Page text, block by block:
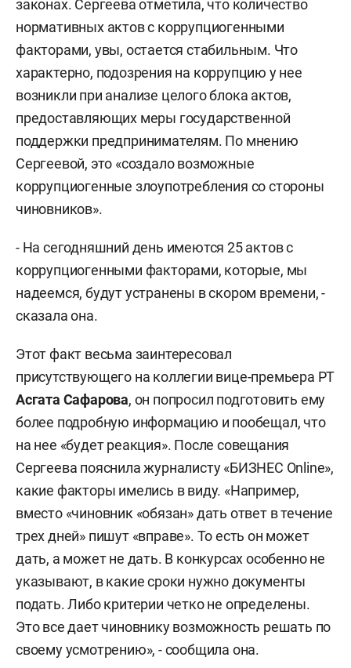
законах. Сергеева отметила, что количество
нормативных актов с коррупциогенными
факторами, увы, остается стабильным. Что
характерно, подозрения на коррупцию у нее
возникли при анализе целого блока актов,
предоставляющих меры государственной
поддержки предпринимателям. По мнению
Сергеевой, это «создало возможные
коррупциогенные злоупотребления со стороны
чиновников».
- На сегодняшний день имеются 25 актов с
коррупциогенными факторами, которые, мы
надеемся, будут устранены в скором времени, -
сказала она.
Этот факт весьма заинтересовал
присутствующего на коллегии вице-премьера РТ
Асгата Сафарова, он попросил подготовить ему
более подробную информацию и пообещал, что
на нее «будет реакция». После совещания
Сергеева пояснила журналисту «БИЗНЕC Online»,
какие факторы имелись в виду. «Например,
вместо «чиновник «обязан» дать ответ в течение
трех дней» пишут «вправе». То есть он может
дать, а может не дать. В конкурсах особенно не
указывают, в какие сроки нужно документы
подать. Либо критерии четко не определены.
Это все дает чиновнику возможность решать по
своему усмотрению», - сообщила она.